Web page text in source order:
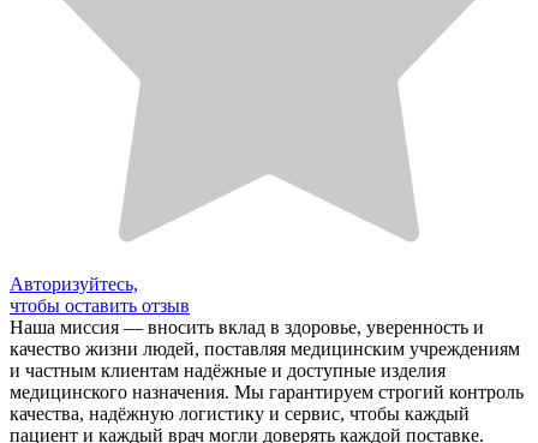
Авторизуйтесь,
чтобы оставить отзыв
Наша миссия — вносить вклад в здоровье, уверенность и
качество жизни людей, поставляя медицинским учреждениям
и частным клиентам надёжные и доступные изделия
медицинского назначения. Мы гарантируем строгий контроль
качества, надёжную логистику и сервис, чтобы каждый
пациент и каждый врач могли доверять каждой поставке.